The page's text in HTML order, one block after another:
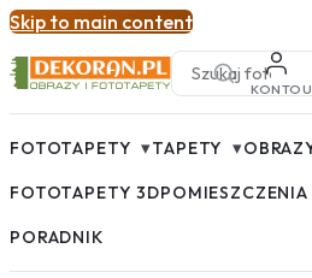
Skip to main content
KONTO
FOTOTAPETY ▾TAPETY ▾
FOTOTAPETY 3DPOMIESZCZENIA
PORADNIK